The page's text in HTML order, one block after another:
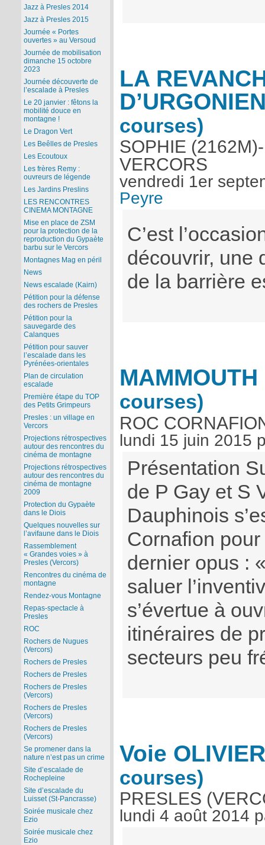
LA
courses)
SOPHIE
VERCORS
vendredi 1er
Peyre
C’est
découvrir, une
de la barrière
MAMMOUTH
courses)
ROC
lundi 15 juin 2015
Présentation
de P Gay et S
Dauphinois
Cornafion
dernier opus :
saluer
s’évertue à
itinéraires de
secteurs peu
Voie OLIVIER
courses)
PRESLES
lundi 4 août 2014
Jazz à Presles 2014
Jazz à Presles 2015
Journée « Portes
ouvertes » au Versoud
Journée de mobilisation
dimanche 15 octobre
2023
Journée découverte de
l’escalade à Presles
Le 20 janvier : fêtons la
mobilité douce en
montagne !
Le Dragon Vert
Les Beêlles de Presles
Les Ecoutoux
Les frères Remy :
ouvreurs de légende
Les Jardins Preslins
LES RENCONTRES
CINEMA MONTAGNE
Mise en place de ZSM
pour la protection de la
reproduction du Gypaète
barbu sur le Vercors
Montagnes Mag en péril
News
News escalade (Kairn)
Pétition pour la défense
des rochers de Presles
Pétition pour la
sauvegarde des
Calanques
Pétition pour sauver
l’escalade dans les
Pyrénées-orientales
Plan de circulation
escalade
Première étape du TOP
des Petits Grimpeurs
Presles : un village en
Vercors
Projections rétrospectives
autour des rencontres du
cinéma de montagne
Projections rétrospectives
autour des rencontres du
cinéma de montagne
2009
Protection du Gypaète
dans le Diois
Quelques nouvelles sur
l’avifaune dans le Diois
Rassemblement
« Grandes voies » à
Presles (Vercors)
Rencontres du cinéma de
montagne
Rendez-vous Montagne
Repas-spectacle à
Presles
ROC
Rochers de Nugues
(Vercors)
Rochers de Presles
Rochers de Presles
Rochers de Presles
(Vercors)
Rochers de Presles
(Vercors)
Rochers de Presles
(Vercors)
Se promener dans la
nature n’est pas un crime
Site d’escalade de
Rochepleine
Site d’escalade du
Luisset (St-Pancrasse)
Soirée musicale chez
Ezio
Soirée musicale chez
Ezio